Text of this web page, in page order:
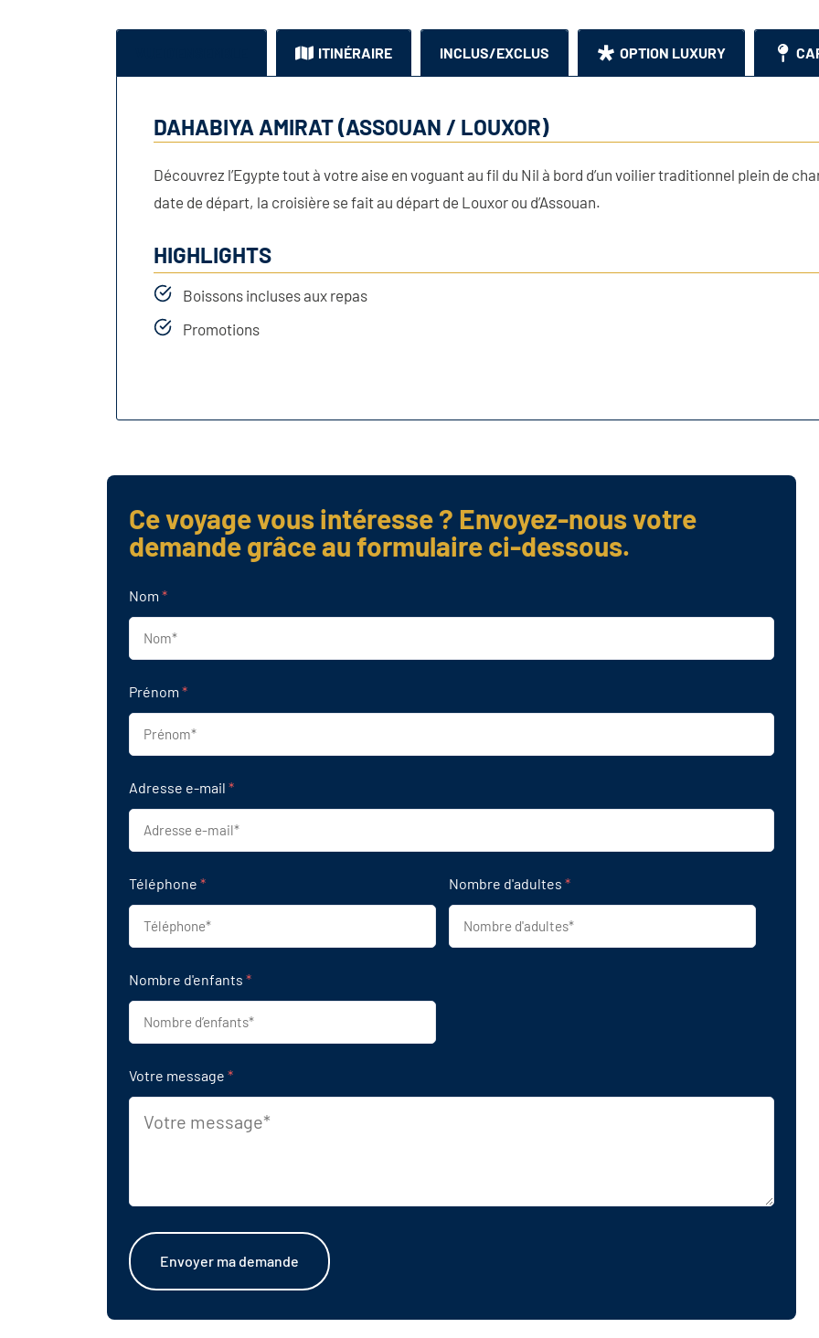
ITINÉRAIRE INCLUS/EXCLUS OPTION LUXURY
DAHABIYA AMIRAT (ASSOUAN / LOUXOR)
Découvrez l’Egypte tout à votre aise en voguant au fil du Nil à bord d’un voilier traditionnel plein de
date de départ, la croisière se fait au départ de Louxor ou d’Assouan.
HIGHLIGHTS
Boissons incluses aux repas
Promotions
Ce voyage vous intéresse ? Envoyez-nous votre
demande grâce au formulaire ci-dessous.
Nom *
Prénom *
Adresse e-mail *
Téléphone * Nombre d'adultes *
Nombre d'enfants *
Votre message *
Envoyer ma demande